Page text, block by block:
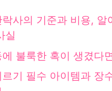
사의 기준과 비용, 알
실
불룩한 혹이 생겼다
기 필수 아이템과 장